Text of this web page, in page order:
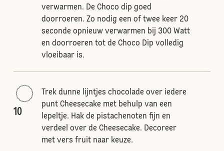
verwarmen. De Choco dip goed
doorroeren. Zo nodig een of twee keer 20
seconde opnieuw verwarmen bij 300 Watt
en doorroeren tot de Choco Dip volledig
vloeibaar is.
10
Trek dunne lijntjes chocolade over iedere
punt Cheesecake met behulp van een
lepeltje. Hak de pistachenoten fijn en
verdeel over de Cheesecake. Decoreer
met vers fruit naar keuze.